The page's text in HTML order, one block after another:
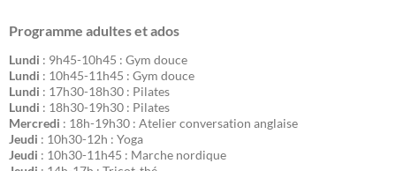
Programme adultes et ados
Lundi : 9h45-10h45 : Gym douce
Lundi : 10h45-11h45 : Gym douce
Lundi : 17h30-18h30 : Pilates
Lundi : 18h30-19h30 : Pilates
Mercredi : 18h-19h30 : Atelier conversation anglaise
Jeudi : 10h30-12h : Yoga
Jeudi : 10h30-11h45 : Marche nordique